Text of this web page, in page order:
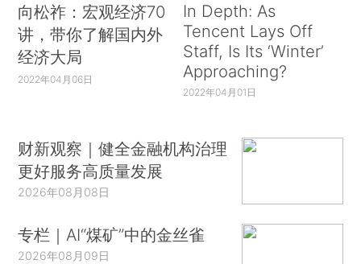
向松祚：宏观经济70
讲，带你了解国内外
经济大局
2022年04月06日
In Depth: As
Tencent Lays Off
Staff, Is Its ‘Winter’
Approaching?
2022年04月01日
财新观察｜健全金融机构治理
更好服务高质量发展
2026年08月08日
专栏｜AI“煤矿”中的金丝雀
2026年08月09日